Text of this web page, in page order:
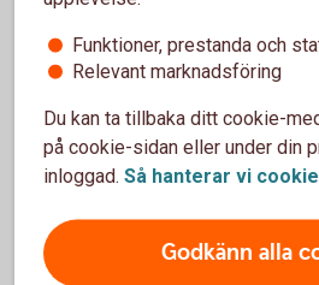
Välj innehåll i
Sjukförsäkring
Funktioner, prestanda och
Relevant marknadsföring
Du kan ta tillbaka ditt cookie-
på cookie-sidan eller under din
inloggad. Så hanterar vi
Godkänn alla